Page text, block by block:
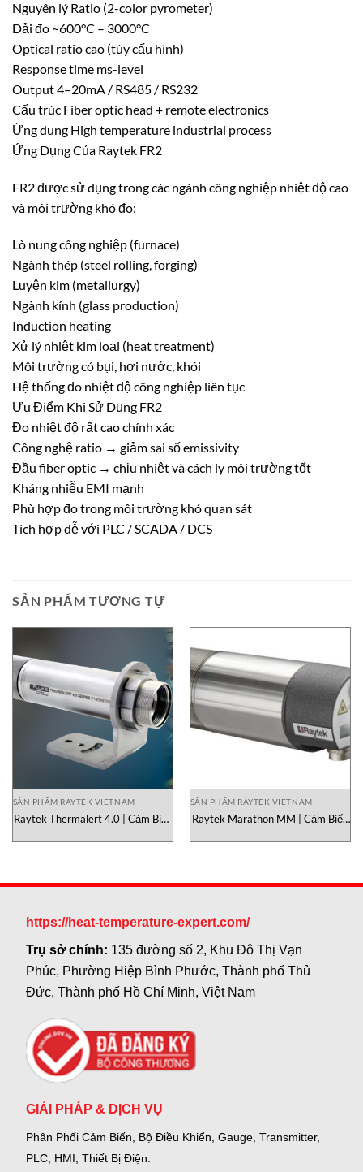
Nguyên lý Ratio (2-color pyrometer)
Dải đo ~600°C – 3000°C
Optical ratio cao (tùy cấu hình)
Response time ms-level
Output 4–20mA / RS485 / RS232
Cấu trúc Fiber optic head + remote electronics
Ứng dụng High temperature industrial process
Ứng Dụng Của Raytek FR2
FR2 được sử dụng trong các ngành công nghiệp nhiệt độ cao
và môi trường khó đo:
Lò nung công nghiệp (furnace)
Ngành thép (steel rolling, forging)
Luyện kim (metallurgy)
Ngành kính (glass production)
Induction heating
Xử lý nhiệt kim loại (heat treatment)
Môi trường có bụi, hơi nước, khói
Hệ thống đo nhiệt độ công nghiệp liên tục
Ưu Điểm Khi Sử Dụng FR2
Đo nhiệt độ rất cao chính xác
Công nghệ ratio → giảm sai số emissivity
Đầu fiber optic → chịu nhiệt và cách ly môi trường tốt
Kháng nhiễu EMI mạnh
Phù hợp đo trong môi trường khó quan sát
Tích hợp dễ với PLC / SCADA / DCS
SẢN PHẨM TƯƠNG TỰ
SẢN PHẨM RAYTEK VIETNAM
Raytek Thermalert 4.0 | Cảm Biến
Nghiệp Tích Hợp
SẢN PHẨM RAYTEK VIETNAM
Raytek Marathon MM | Cảm Biến
Nghiệp Cao Cấp (Spot Pyrometer)
https://heat-temperature-expert.com/
Trụ sở chính: 135 đường số 2, Khu Đô Thị Vạn
Phúc, Phường Hiệp Bình Phước, Thành phố Thủ
Đức, Thành phố Hồ Chí Minh, Việt Nam
GIẢI PHÁP & DỊCH VỤ
Phân Phối Cảm Biến, Bộ Điều Khiển, Gauge, Transmitter,
PLC, HMI, Thiết Bị Điện.